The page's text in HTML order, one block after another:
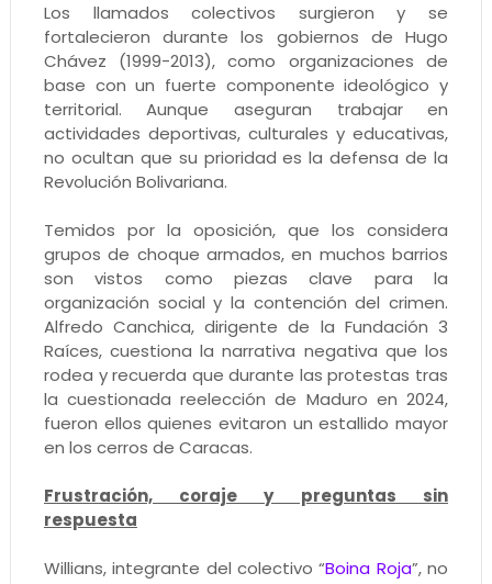
Los llamados colectivos surgieron y se
fortalecieron durante los gobiernos de Hugo
Chávez (1999-2013), como organizaciones de
base con un fuerte componente ideológico y
territorial. Aunque aseguran trabajar en
actividades deportivas, culturales y educativas,
no ocultan que su prioridad es la defensa de la
Revolución Bolivariana.
Temidos por la oposición, que los considera
grupos de choque armados, en muchos barrios
son vistos como piezas clave para la
organización social y la contención del crimen.
Alfredo Canchica, dirigente de la Fundación 3
Raíces, cuestiona la narrativa negativa que los
rodea y recuerda que durante las protestas tras
la cuestionada reelección de Maduro en 2024,
fueron ellos quienes evitaron un estallido mayor
en los cerros de Caracas.
Frustración, coraje y preguntas sin
respuesta
Willians, integrante del colectivo “Boina Roja”, no